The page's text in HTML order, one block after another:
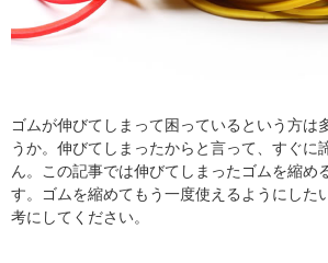
おすすめ
ゴムが伸びてしまって困っているという方は
うか。伸びてしまったからと言って、すぐに
ん。この記事では伸びてしまったゴムを縮め
す。ゴムを縮めてもう一度使えるようにした
考にしてください。